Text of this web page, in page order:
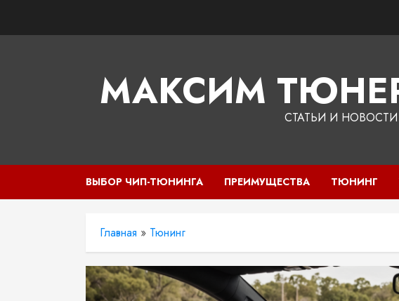
МАКСИМ
СТАТЬИ И
ВЫБОР ЧИП-ТЮНИНГА ПРЕИМУЩЕСТВА ТЮНИНГ
Главная » Тюнинг